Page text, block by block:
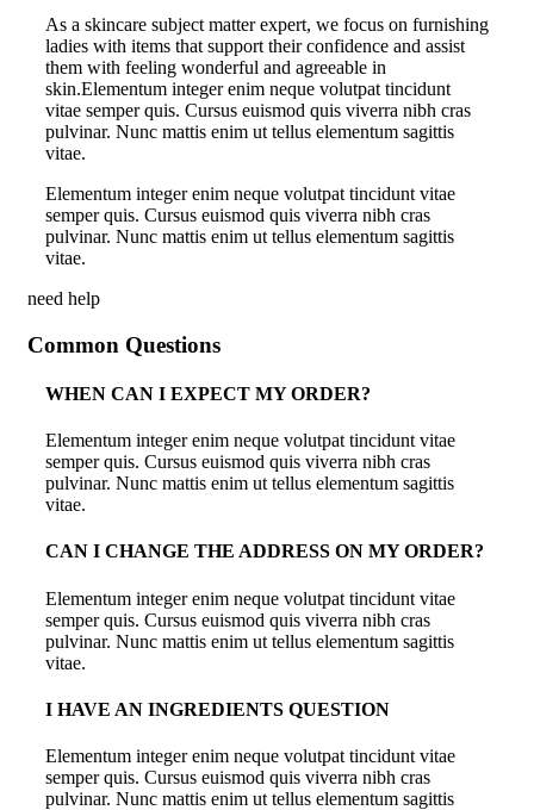
As a skincare subject matter expert, we focus on furnishing
ladies with items that support their confidence and assist
them with feeling wonderful and agreeable in
skin.Elementum integer enim neque volutpat tincidunt
vitae semper quis. Cursus euismod quis viverra nibh cras
pulvinar. Nunc mattis enim ut tellus elementum sagittis
vitae.
Elementum integer enim neque volutpat tincidunt vitae
semper quis. Cursus euismod quis viverra nibh cras
pulvinar. Nunc mattis enim ut tellus elementum sagittis
vitae.
need help
Common Questions
WHEN CAN I EXPECT MY ORDER?
Elementum integer enim neque volutpat tincidunt vitae
semper quis. Cursus euismod quis viverra nibh cras
pulvinar. Nunc mattis enim ut tellus elementum sagittis
vitae.
CAN I CHANGE THE ADDRESS ON MY ORDER?
Elementum integer enim neque volutpat tincidunt vitae
semper quis. Cursus euismod quis viverra nibh cras
pulvinar. Nunc mattis enim ut tellus elementum sagittis
vitae.
I HAVE AN INGREDIENTS QUESTION
Elementum integer enim neque volutpat tincidunt vitae
semper quis. Cursus euismod quis viverra nibh cras
pulvinar. Nunc mattis enim ut tellus elementum sagittis